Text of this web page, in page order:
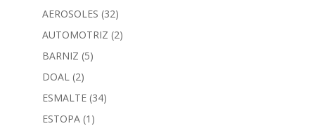
AEROSOLES (32)
AUTOMOTRIZ (2)
BARNIZ (5)
DOAL (2)
ESMALTE (34)
ESTOPA (1)